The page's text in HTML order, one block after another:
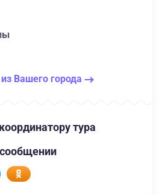
Вашего города
тура